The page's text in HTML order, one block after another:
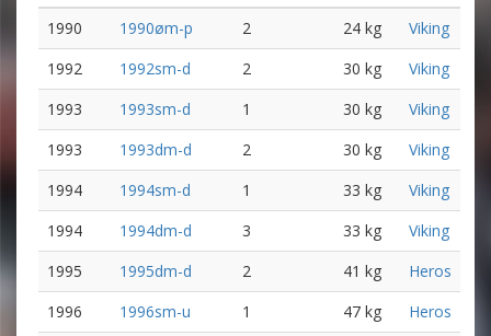
1990 1990øm-p 2 24 kg
Viking
1992
1992sm-d 2 30 kg
Viking
1993
1993sm-d 1 30 kg
Viking
1993
1993dm-d 2 30 kg
Viking
1994
1994sm-d 1 33 kg
Viking
1994
1994dm-d 3 33 kg
Viking
1995
1995dm-d 2 41 kg
Heros
1996
1996sm-u 1 47 kg
Heros